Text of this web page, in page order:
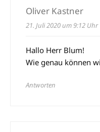
Oliver Kastner
21. Juli 2020 um 9:12 Uhr
Hallo Herr Blum!
Wie genau können
Antworten